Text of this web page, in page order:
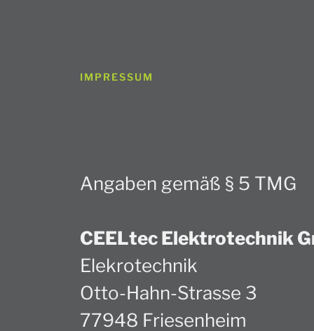
IMPRESSUM
Angaben gemäß § 5 TMG
CEELtec Elektrotechnik
Elekrotechnik
Otto-Hahn-Strasse 3
77948 Friesenheim